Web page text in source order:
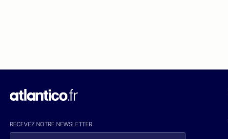
RECEVEZ NOTRE NEWSLETTER